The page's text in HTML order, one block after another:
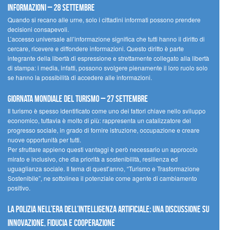
informazioni – 28 settembre
Quando si recano alle urne, solo i cittadini informati possono prendere
decisioni consapevoli.
L’accesso universale all’informazione significa che tutti hanno il diritto di
cercare, ricevere e diffondere informazioni. Questo diritto è parte
integrante della libertà di espressione e strettamente collegato alla libertà
di stampa: i media, infatti, possono svolgere pienamente il loro ruolo solo
se hanno la possibilità di accedere alle informazioni.
Giornata mondiale del turismo – 27 settembre
Il turismo è spesso identificato come uno dei fattori chiave nello sviluppo
economico, tuttavia è molto di più: rappresenta un catalizzatore del
progresso sociale, in grado di fornire istruzione, occupazione e creare
nuove opportunità per tutti.
Per sfruttare appieno questi vantaggi è però necessario un approccio
mirato e inclusivo, che dia priorità a sostenibilità, resilienza ed
uguaglianza sociale. Il tema di quest’anno, “Turismo e Trasformazione
Sostenibile”, ne sottolinea il potenziale come agente di cambiamento
positivo.
La polizia nell’era dell’Intelligenza Artificiale: una discussione su
innovazione, fiducia e cooperazione